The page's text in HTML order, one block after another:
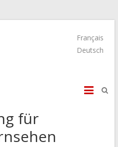
Français
Deutsch
für